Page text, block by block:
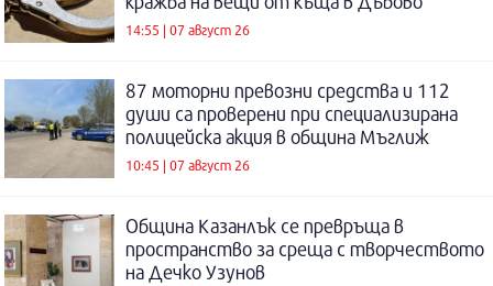
14:55 | 07 август 26
87 моторни превозни средства и 112
души са проверени при специализирана
полицейска акция в община Мъглиж
10:45 | 07 август 26
Община Казанлък се превръща в
пространство за среща с творчеството
на Дечко Узунов